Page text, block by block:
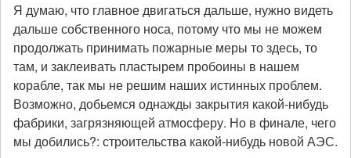
Я думаю, что главное двигаться дальше, нужно видеть
дальше собственного носа, потому что мы не можем
продолжать принимать пожарные меры то здесь, то
там, и заклеивать пластырем пробоины в нашем
корабле, так мы не решим наших истинных проблем.
Возможно, добьемся однажды закрытия какой-нибудь
фабрики, загрязняющей атмосферу. Но в финале, чего
мы добились?: строительства какой-нибудь новой АЭС.